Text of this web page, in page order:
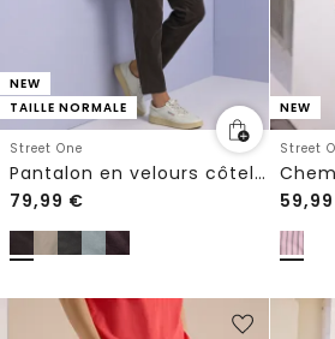
NEW
TAILLE NORMALE
Street One
Pantalon en velours côtelé Slim Leg
79,99 €
NEW
Street
59,99